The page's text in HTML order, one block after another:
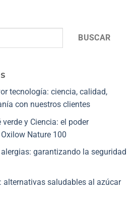
BUSCAR
tecnología: ciencia, calidad,
con nuestros clientes
y Ciencia: el poder
Nature 100
garantizando la seguridad
alternativas saludables al azúcar